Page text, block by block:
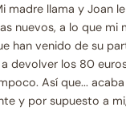
madre llama y Joan
nuevos, a lo que mi
han venido de su
devolver los 80
Así que...
y por supuesto a